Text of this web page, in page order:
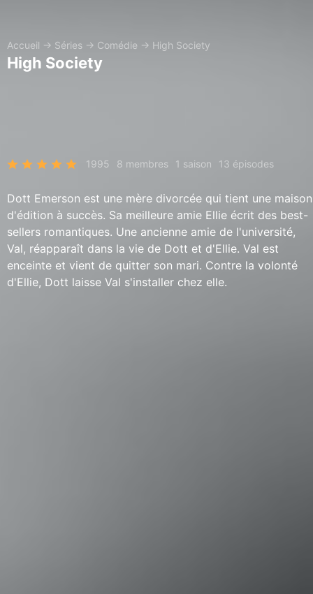
Accueil → Séries → Comédie → High Society
High Society
1995 8 membres 1 saison 13 épisodes
Dott Emerson est une mère divorcée qui tient une maison
d'édition à succès. Sa meilleure amie Ellie écrit des best-
sellers romantiques. Une ancienne amie de l'université,
Val, réapparaît dans la vie de Dott et d'Ellie. Val est
enceinte et vient de quitter son mari. Contre la volonté
d'Ellie, Dott laisse Val s'installer chez elle.